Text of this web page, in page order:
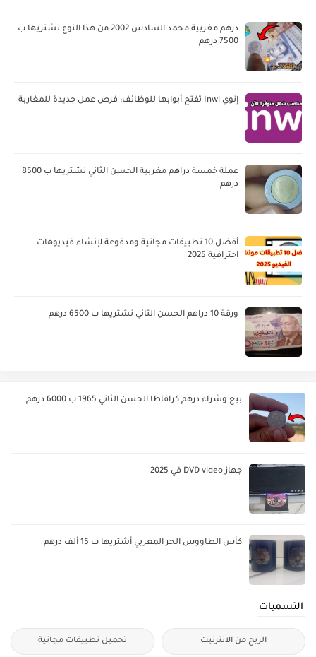
درهم مغربية محمد السادس 2002 من هذا النوع نشتريها ب
7500 درهم
إنوي Inwi تفتح أبوابها للوظائف: فرص عمل جديدة للمغاربة
عملة خمسة دراهم مغربية الحسن الثاني نشتريها ب 8500
درهم
أفضل 10 تطبيقات مجانية ومدفوعة لإنشاء فيديوهات
احترافية 2025
ورقة 10 دراهم الحسن الثاني نشتريها ب 6500 درهم
بيع وشراء درهم كرافاطا الحسن الثاني 1965 ب 6000 درهم
جهاز DVD video في 2025
كأس الطاووس الحر المغربي أشتريها ب 15 ألف درهم
التسميات
الربح من الانترنيت تحميل تطبيقات مجانية